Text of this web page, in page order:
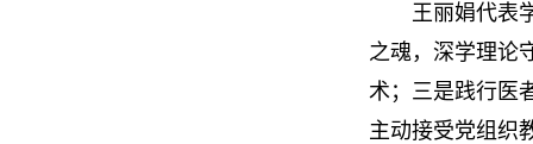
王丽娟代表
之魂，深学理论
术；三是践行医
主动接受党组织